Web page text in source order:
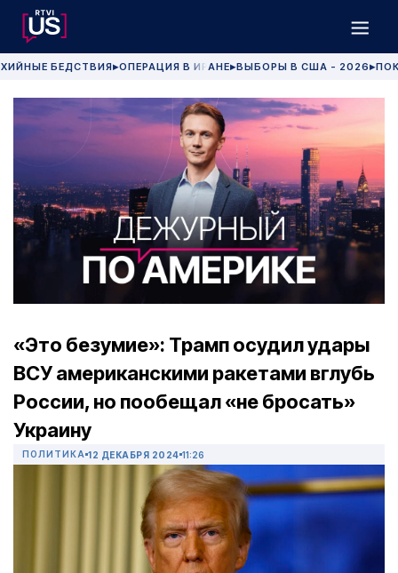
БЕДСТВИЯ▶ОПЕРАЦИЯ В ИРАНЕ▶ВЫБОРЫ В США - 2026 ▶
«Это безумие»: Трамп осудил удары
ВСУ американскими ракетами вглубь
России, но пообещал «не бросать»
Украину
ПОЛИТИКА 12 ДЕКАБРЯ 2024 11:26